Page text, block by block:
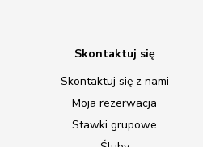
Skontaktuj się
Skontaktuj się z nami
Moja rezerwacja
Stawki grupowe